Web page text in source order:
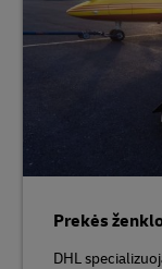
Prekės
DHL